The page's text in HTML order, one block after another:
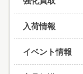
入荷情報
イベント情報